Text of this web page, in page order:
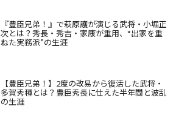
『豊臣兄弟！』で萩原護が演じる武将・小堀正
次とは？秀長・秀吉・家康が重用、“出家を重
ねた実務派”の生涯
【豊臣兄弟！】2度の改易から復活した武将・
多賀秀種とは？豊臣秀長に仕えた半年間と波乱
の生涯